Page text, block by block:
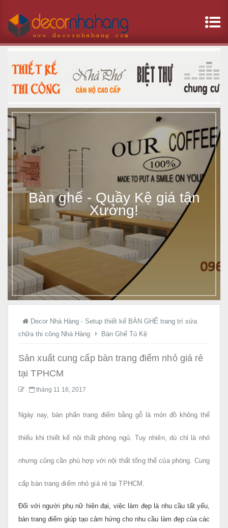
B
g
ế
-
Q
u
ầ
K
á
t
ậ
X
!
Bàn ghế - Quầy Kệ giá tận
Xưởng!
Decor Nhà Hàng - Setup thiết kế BÀN GHẾ trang trí sửa
chữa thi công Nhà Hàng
Bàn Ghế Tủ Kệ
Sản xuất cung cấp bàn trang điểm nhỏ giá rẻ
tại TPHCM
tháng 11 16, 2017
Ngày nay, bàn phấn trang điểm bằng gỗ là món đồ không thể
thiếu khi thiết kế nội thất phòng ngủ. Tuy nhiên, dù chỉ là nhỏ
nhưng cũng cần phù hợp với nội thất tổng thể của phòng. Cung
cấp bàn trang điểm nhỏ giá rẻ tại TPHCM.
Đối với người phụ nữ hiện đại, việc làm đẹp là nhu cầu tất yếu,
bàn trang điểm giúp tạo cảm hứng cho nhu cầu làm đẹp của các